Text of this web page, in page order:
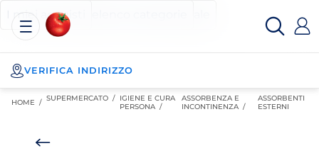
Posizionati sul contenuto principale
Posizionati sull'elenco categorie
I miei acquisti
Esselunga
Spesa
Online
VERIFICA INDIRIZZO
HOME / SUPERMERCATO / IGIENE E CURA
PERSONA /
ASSORBENZA E
INCONTINENZA/
ASSORBENTI
ESTERNI